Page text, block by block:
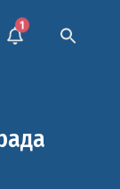
1